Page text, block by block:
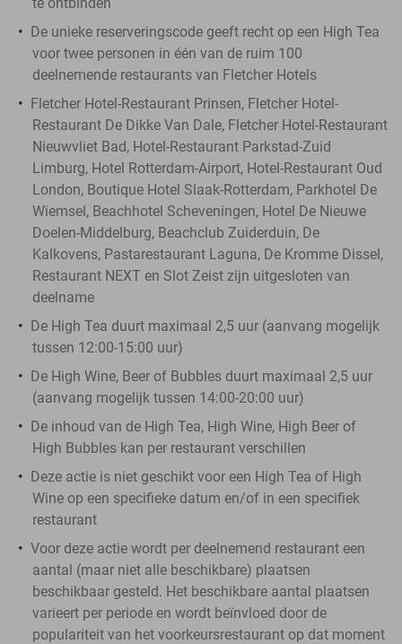
De unieke reserveringscode geeft recht op een High Tea
voor twee personen in één van de ruim 100
deelnemende restaurants van Fletcher Hotels
Fletcher Hotel-Restaurant Prinsen, Fletcher Hotel-
Restaurant De Dikke Van Dale, Fletcher Hotel-Restaurant
Nieuwvliet Bad, Hotel-Restaurant Parkstad-Zuid
Limburg, Hotel Rotterdam-Airport, Hotel-Restaurant Oud
London, Boutique Hotel Slaak-Rotterdam, Parkhotel De
Wiemsel, Beachhotel Scheveningen, Hotel De Nieuwe
Doelen-Middelburg, Beachclub Zuiderduin, De
Kalkovens, Pastarestaurant Laguna, De Kromme Dissel,
Restaurant NEXT en Slot Zeist zijn uitgesloten van
deelname
De High Tea duurt maximaal 2,5 uur (aanvang mogelijk
tussen 12:00-15:00 uur)
De High Wine, Beer of Bubbles duurt maximaal 2,5 uur
(aanvang mogelijk tussen 14:00-20:00 uur)
De inhoud van de High Tea, High Wine, High Beer of
High Bubbles kan per restaurant verschillen
Deze actie is niet geschikt voor een High Tea of High
Wine op een specifieke datum en/of in een specifiek
restaurant
Voor deze actie wordt per deelnemend restaurant een
aantal (maar niet alle beschikbare) plaatsen
beschikbaar gesteld. Het beschikbare aantal plaatsen
varieert per periode en wordt beïnvloed door de
populariteit van het voorkeursrestaurant op dat moment